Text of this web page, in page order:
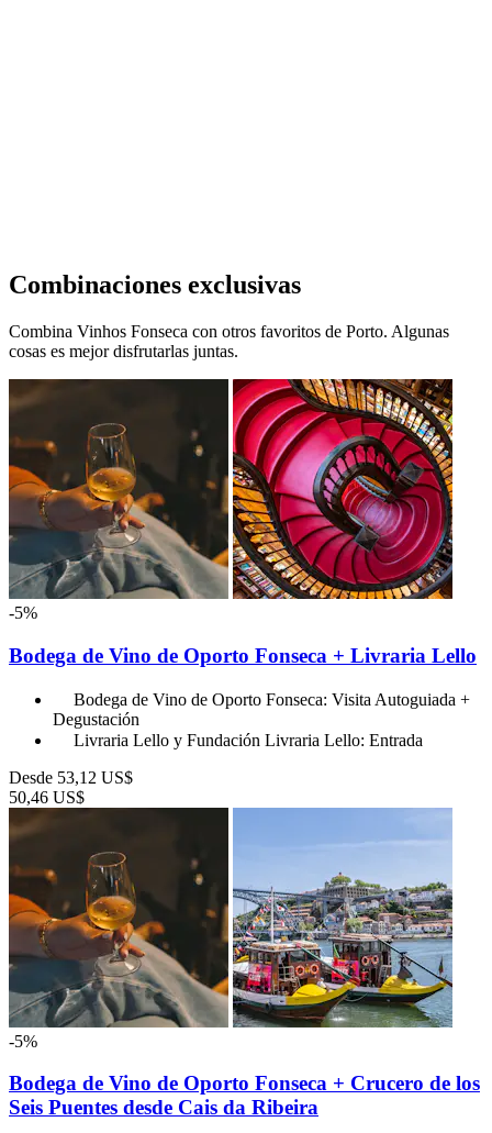
Combinaciones exclusivas
Combina Vinhos Fonseca con otros favoritos de Porto. Algunas
cosas es mejor disfrutarlas juntas.
-5%
Bodega de Vino de Oporto Fonseca + Livraria Lello
Bodega de Vino de Oporto Fonseca: Visita Autoguiada +
Degustación
Livraria Lello y Fundación Livraria Lello: Entrada
Desde 53,12 US$
50,46 US$
-5%
Bodega de Vino de Oporto Fonseca + Crucero de los
Seis Puentes desde Cais da Ribeira